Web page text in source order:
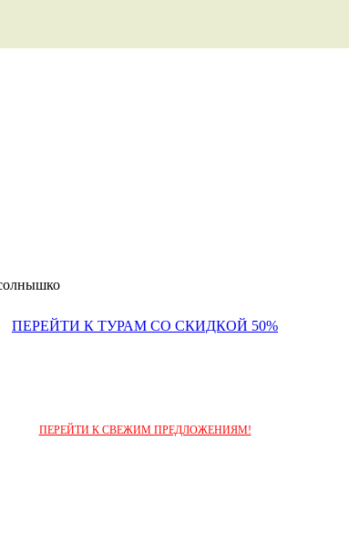
ПЕРЕЙТИ К ТУРАМ СО СКИДКОЙ 50%
ПЕРЕЙТИ К СВЕЖИМ ПРЕДЛОЖЕНИЯМ!